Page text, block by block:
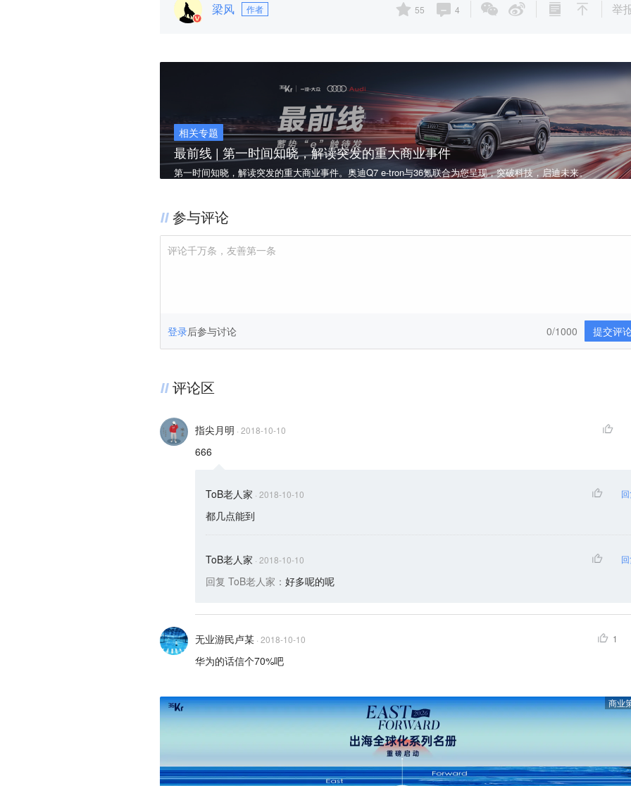
梁风 作者 55 4 举
相关专题
最前线 | 第一时间知晓，解读突发的重大商业事件
第一时间知晓，解读突发的重大商业事件。奥迪Q7 e-tron与36氪联合为您呈现，突破科技，启迪未来。
参与评论
评论千万条，友善第一条
登录后参与讨论 提交评
0/1000
评论区
指尖月明 · 2018-10-10
666
ToB老人家 · 2018-10-10
都几点能到
ToB老人家 · 2018-10-10
回复 ToB老人家 ： 好多呢的呢
无业游民卢某 · 2018-10-10 1
华为的话信个70%吧
商业